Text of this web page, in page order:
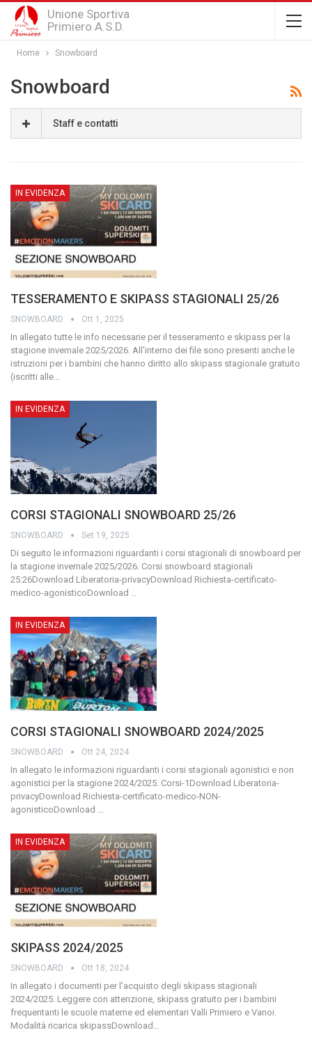
Unione Sportiva
Primiero A.S.D.
Home Snowboard
Snowboard
Staff e contatti
IN EVIDENZA
TESSERAMENTO E SKIPASS STAGIONALI 25/26
SNOWBOARD Ott 1, 2025
In allegato tutte le info necessarie per il tesseramento e skipass per la
stagione invernale 2025/2026. All'interno dei file sono presenti anche le
istruzioni per i bambini che hanno diritto allo skipass stagionale gratuito
(iscritti alle…
IN EVIDENZA
CORSI STAGIONALI SNOWBOARD 25/26
SNOWBOARD Set 19, 2025
Di seguito le informazioni riguardanti i corsi stagionali di snowboard per
la stagione invernale 2025/2026. Corsi snowboard stagionali
25:26Download Liberatoria-privacyDownload Richiesta-certificato-
medico-agonisticoDownload …
IN EVIDENZA
CORSI STAGIONALI SNOWBOARD 2024/2025
SNOWBOARD Ott 24, 2024
In allegato le informazioni riguardanti i corsi stagionali agonistici e non
agonistici per la stagione 2024/2025. Corsi-1Download Liberatoria-
privacyDownload Richiesta-certificato-medico-NON-
agonisticoDownload
IN EVIDENZA
SKIPASS 2024/2025
SNOWBOARD Ott 18, 2024
In allegato i documenti per l'acquisto degli skipass stagionali
2024/2025. Leggere con attenzione, skipass gratuito per i bambini
frequentanti le scuole materne ed elementari Valli Primiero e Vanoi.
Modalità ricarica skipassDownload …